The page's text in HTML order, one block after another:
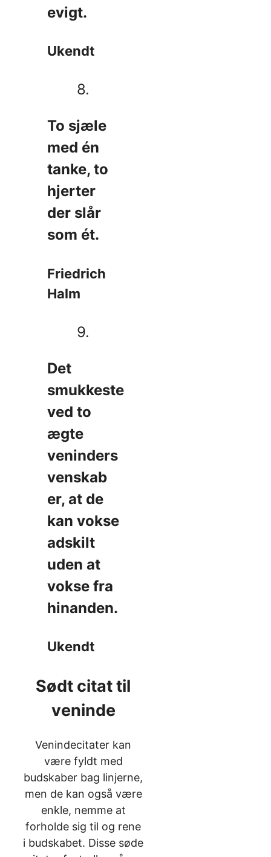
evigt.
Ukendt
8.
To sjæle
med én
tanke, to
hjerter
der slår
som ét.
Friedrich
Halm
9.
Det
smukkeste
ved to
ægte
veninders
venskab
er, at de
kan vokse
adskilt
uden at
vokse fra
hinanden.
Ukendt
Sødt citat til
veninde
Venindecitater kan
være fyldt med
budskaber bag linjerne,
men de kan også være
enkle, nemme at
forholde sig til og rene
i budskabet. Disse søde